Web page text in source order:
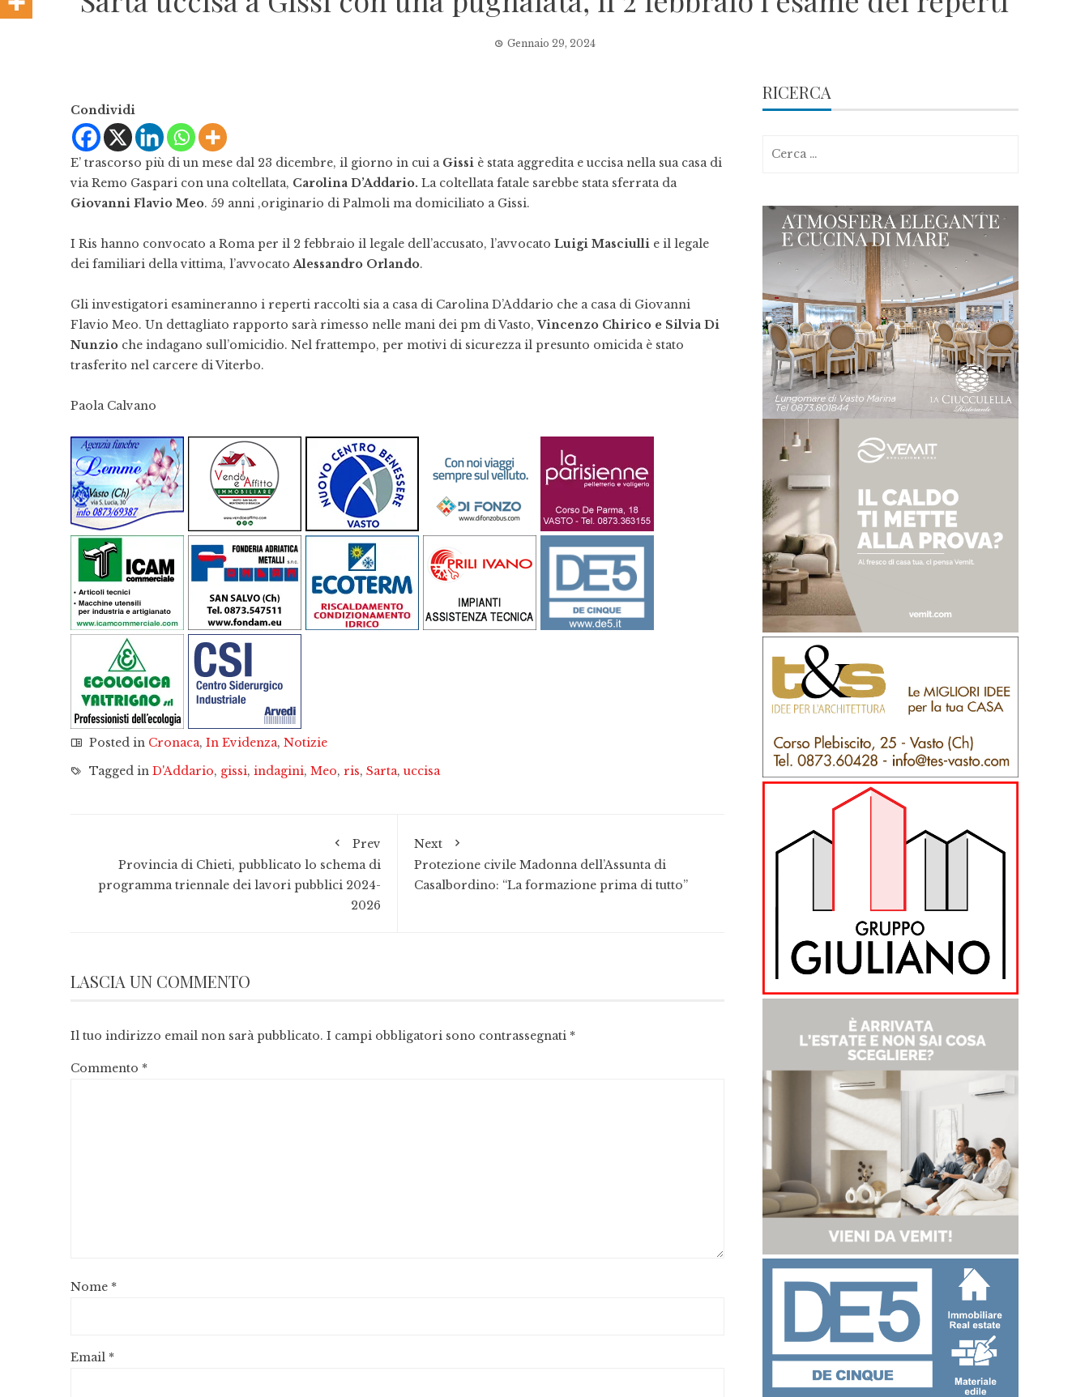
Gennaio 29, 2024
Condividi
E’ trascorso più di un mese dal 23 dicembre, il giorno in cui a Gissi è stata aggredita e uccisa nella sua casa di
via Remo Gaspari con una coltellata, Carolina D’Addario. La coltellata fatale sarebbe stata sferrata da
Giovanni Flavio Meo. 59 anni ,originario di Palmoli ma domiciliato a Gissi.
I Ris hanno convocato a Roma per il 2 febbraio il legale dell’accusato, l’avvocato Luigi Masciulli e il legale
dei familiari della vittima, l’avvocatoAlessandro Orlando.
Gli investigatori esamineranno i reperti raccolti sia a casa di Carolina D’Addario che a casa di Giovanni
Flavio Meo. Un dettagliato rapporto sarà rimesso nelle mani dei pm di Vasto,Vincenzo Chirico e Silvia Di
Nunzio che indagano sull’omicidio. Nel frattempo, per motivi di sicurezza il presunto omicida è stato
trasferito nel carcere di Viterbo.
Paola Calvano
Posted in Cronaca, In Evidenza, Notizie
Tagged in D'Addario, gissi, indagini, Meo, ris, Sarta, uccisa
Prev
Provincia di Chieti, pubblicato lo schema di
programma triennale dei lavori pubblici 2024-
2026
Next
Protezione civile Madonna dell’Assunta di
Casalbordino: “La formazione prima di tutto”
LASCIA UN COMMENTO
Il tuo indirizzo email non sarà pubblicato. I campi obbligatori sono contrassegnati *
Commento *
Nome *
Email *
RICERCA